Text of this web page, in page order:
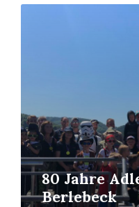
80 Jahre
Berlebeck
Mehr